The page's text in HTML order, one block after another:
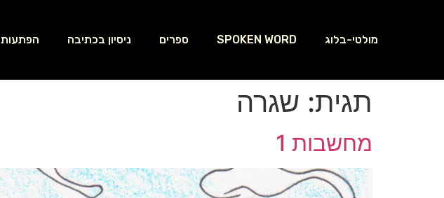
מולטי-בלוג SPOKEN WORD ספרים ניסיון בכתיבה הפתעות
תגית: שגרה
מחשבות 1